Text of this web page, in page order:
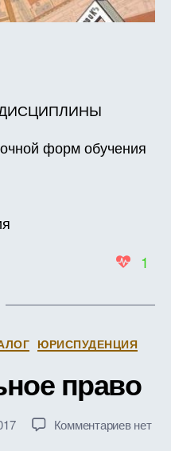
форм обучения
1
ЮРИСПУДЕНЦИЯ
право
Комментариевк
нет